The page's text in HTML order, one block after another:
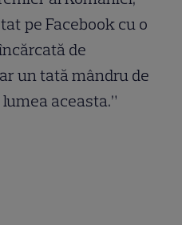
pe Facebook cu o
de
un tată mândru de
aceasta.”